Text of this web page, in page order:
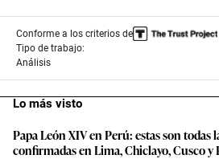
Conforme a los criterios de
Tipo de trabajo:
Análisis
Lo más visto
Papa León XIV en Perú: estas son todas
confirmadas en Lima, Chiclayo, Cusco y